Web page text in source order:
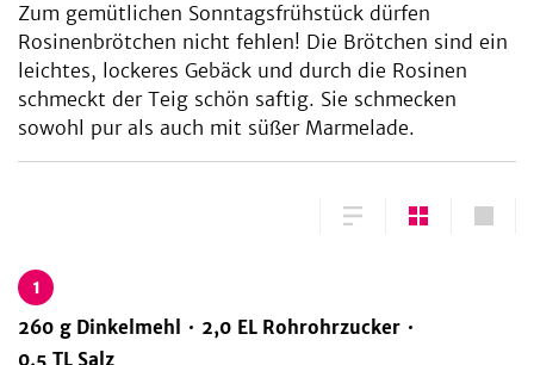
Zum gemütlichen Sonntagsfrühstück dürfen
Rosinenbrötchen nicht fehlen! Die Brötchen sind ein
leichtes, lockeres Gebäck und durch die Rosinen
schmeckt der Teig schön saftig. Sie schmecken
sowohl pur als auch mit süßer Marmelade.
1
260 g Dinkelmehl 2,0 EL Rohrohrzucker
0,5 TL Salz